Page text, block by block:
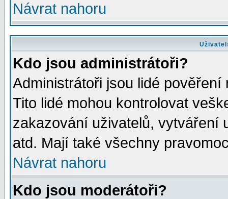
Návrat nahoru
Kdo jsou administrátoři?
Administrátoři jsou lidé
Tito lidé mohou kontrolovat
zakazování uživatelů, vytváření
atd. Mají také všechny
Návrat nahoru
Kdo jsou moderátoři?